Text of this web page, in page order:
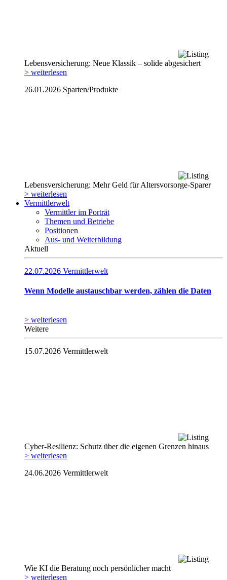
Lebensversicherung: Neue Klassik – solide abgesichert
> weiterlesen
26.01.2026 Sparten/Produkte
Lebensversicherung: Mehr Geld für Altersvorsorge-Sparer
> weiterlesen
Vermittlerwelt
Vermittler im Porträt
Themen und Betriebe
Positionen
Aus- und Weiterbildung
Aktuell
22.07.2026 Vermittlerwelt
Wenn Modelle austauschbar werden, zählen die Daten
> weiterlesen
Weitere
15.07.2026 Vermittlerwelt
Cyber-Resilienz: Schutz über die eigenen Grenzen hinaus
> weiterlesen
24.06.2026 Vermittlerwelt
Wie KI die Beratung noch persönlicher macht
> weiterlesen